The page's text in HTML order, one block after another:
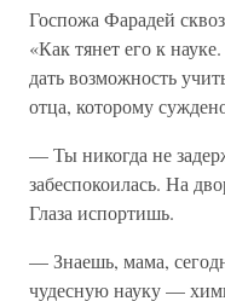
Госпожа Фарадей
«Как тянет его к
дать возможность
отца, которому
— Ты никогда не
забеспокоилась. На
Глаза испортишь.
— Знаешь, мама,
чудесную науку —